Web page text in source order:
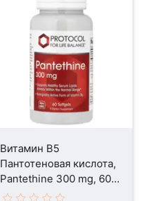
Витамин B5
Пантотеновая кислота,
Pantethine 300 mg, 60
капсул